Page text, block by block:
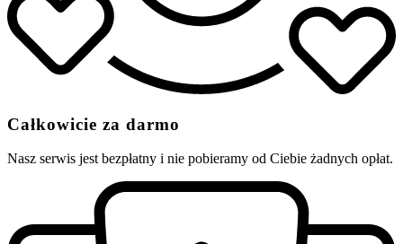
Całkowicie za darmo
Nasz serwis jest bezpłatny i nie pobieramy od Ciebie żadnych opłat.